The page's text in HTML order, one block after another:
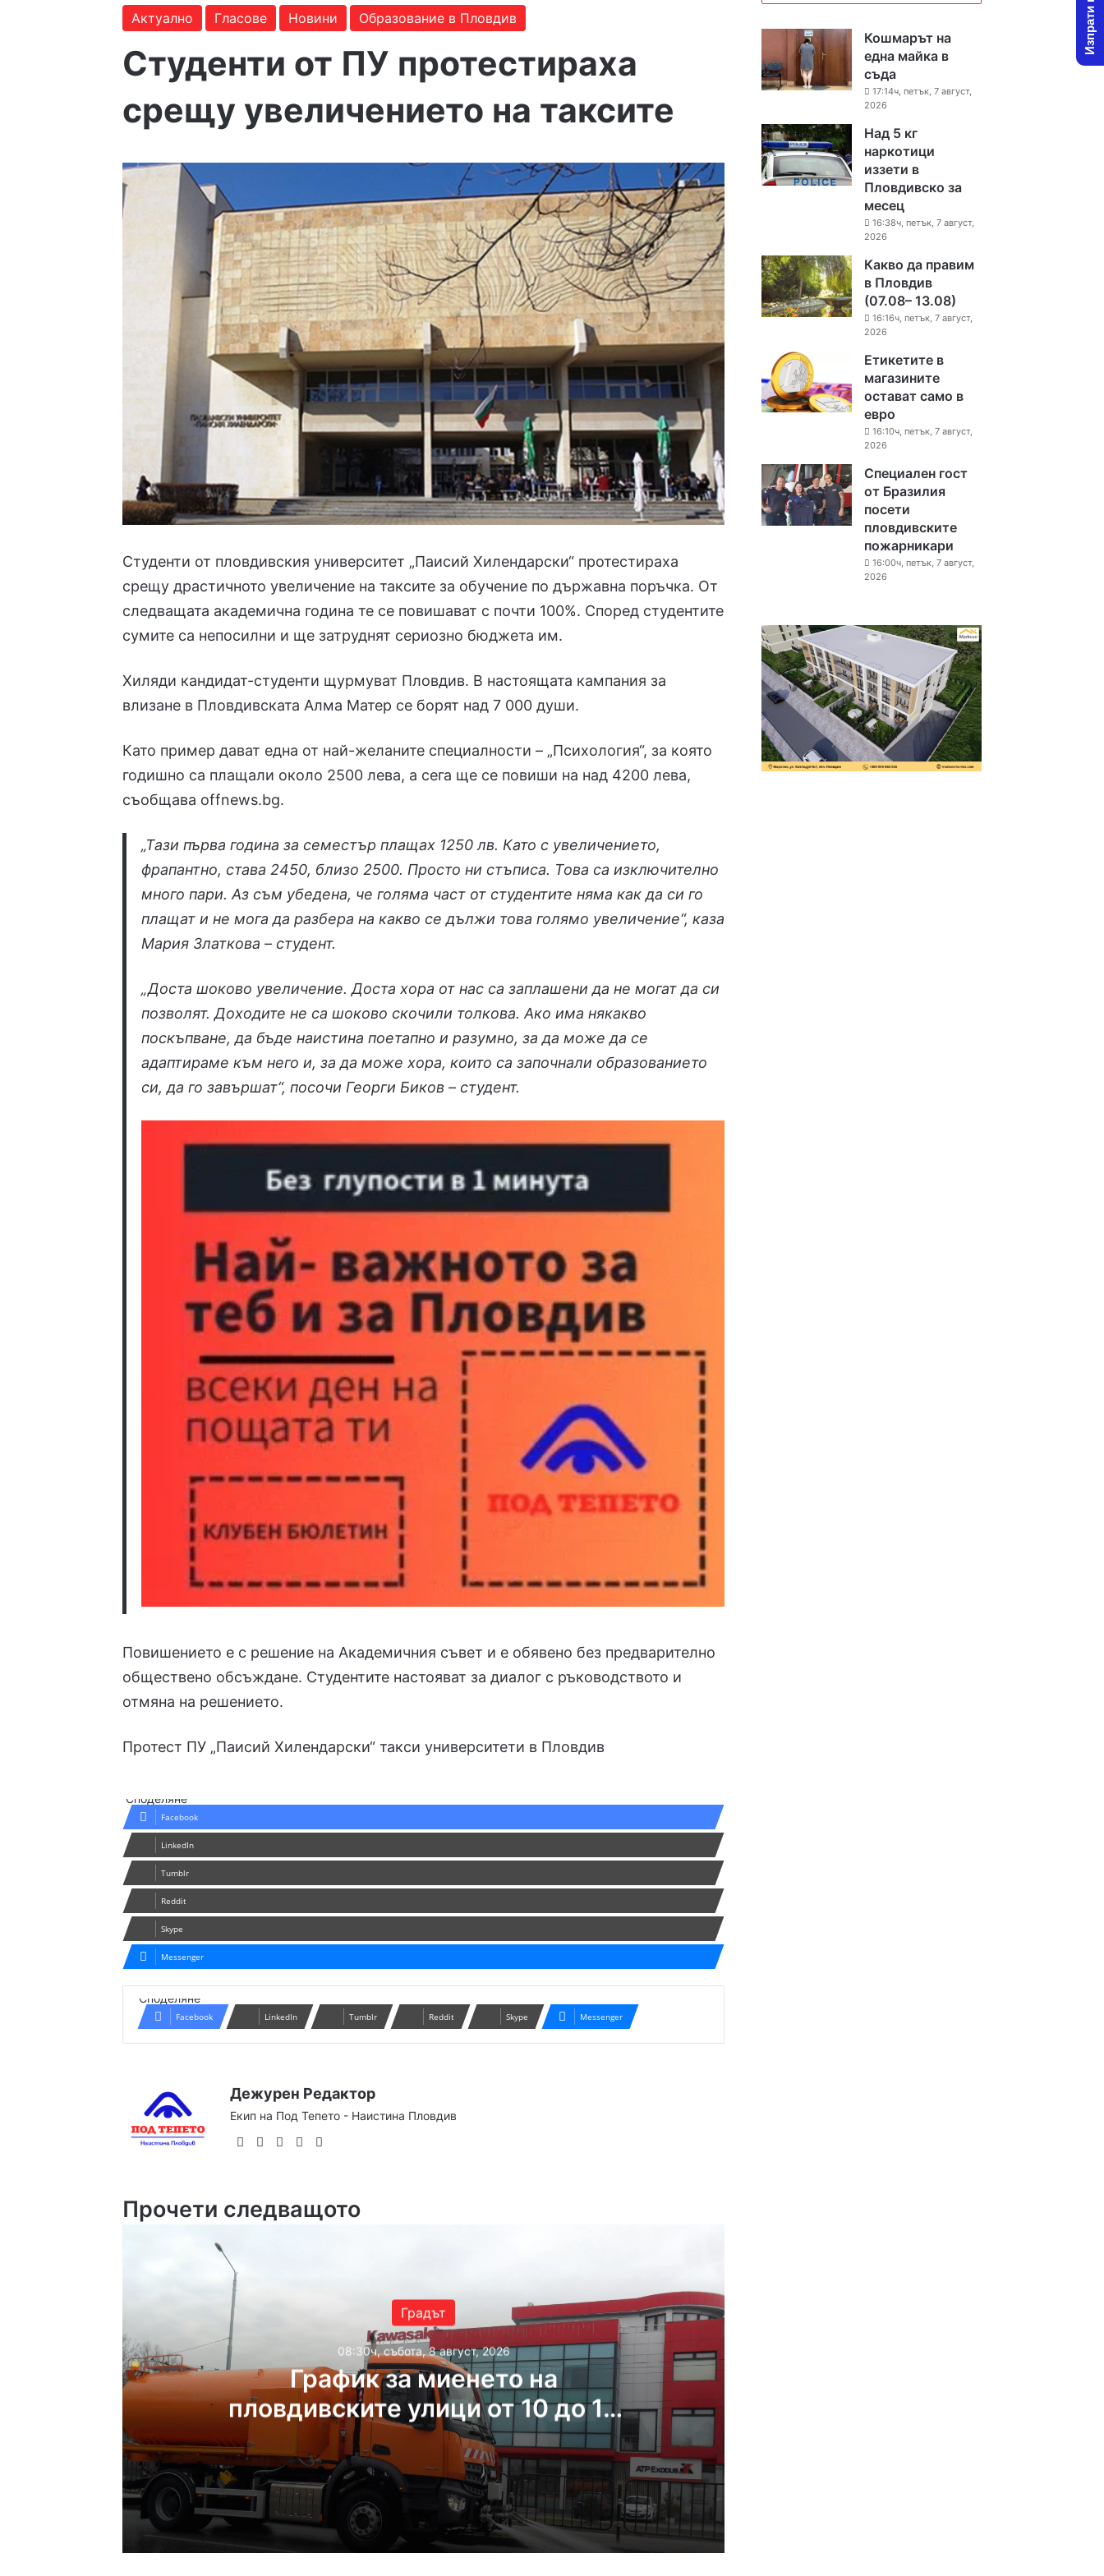
Актуално Гласове Новини Образование в Пловдив
Студенти от ПУ протестираха
срещу увеличението на таксите
Студенти от пловдивския университет „Паисий Хилендарски“ протестираха
срещу драстичното увеличение на таксите за обучение по държавна поръчка. От
следващата академична година те се повишават с почти 100%. Според студентите
сумите са непосилни и ще затруднят сериозно бюджета им.
Хиляди кандидат-студенти щурмуват Пловдив. В настоящата кампания за
влизане в Пловдивската Алма Матер се борят над 7 000 души.
Като пример дават една от най-желаните специалности – „Психология“, за която
годишно са плащали около 2500 лева, а сега ще се повиши на над 4200 лева,
съобщава offnews.bg.
„Тази първа година за семестър плащах 1250 лв. Като с увеличението,
фрапантно, става 2450, близо 2500. Просто ни стъписа. Това са изключително
много пари. Аз съм убедена, че голяма част от студентите няма как да си го
плащат и не мога да разбера на какво се дължи това голямо увеличение“, каза
Мария Златкова – студент.
„Доста шоково увеличение. Доста хора от нас са заплашени да не могат да си
позволят. Доходите не са шоково скочили толкова. Ако има някакво
поскъпване, да бъде наистина поетапно и разумно, за да може да се
адаптираме към него и, за да може хора, които са започнали образованието
си, да го завършат“, посочи Георги Биков – студент.
Повишението е с решение на Академичния съвет и е обявено без предварително
обществено обсъждане. Студентите настояват за диалог с ръководството и
отмяна на решението.
Протест ПУ „Паисий Хилендарски“ такси университети в Пловдив
Споделяне
Facebook
LinkedIn
Tumblr
Reddit
Skype
Messenger
Споделяне
Facebook LinkedIn Tumblr Reddit Skype Messenger
Дежурен Редактор
Екип на Под Тепето - Наистина Пловдив
WebsiteFacebook
X YouTube
Прочети следващото
Градът
08:30ч, събота, 8 август, 2026
График за миенето на
пловдивските улици от 10 до 14
август
08:30ч, събота, 8 август, 2026
График за миенето на пловдивските улици от 10 до 14 август
Кошмарът на
една майка в
съда
17:14ч, петък, 7 август,
2026
Над 5 кг
наркотици
иззети в
Пловдивско за
месец
16:38ч, петък, 7 август,
2026
Какво да правим
в Пловдив
(07.08– 13.08)
16:16ч, петък, 7 август,
2026
Етикетите в
магазините
остават само в
евро
16:10ч, петък, 7 август,
2026
Специален гост
от Бразилия
посети
пловдивските
пожарникари
16:00ч, петък, 7 август,
2026